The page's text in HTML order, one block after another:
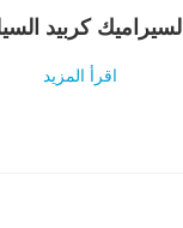
كربيد
اقرأ المزيد